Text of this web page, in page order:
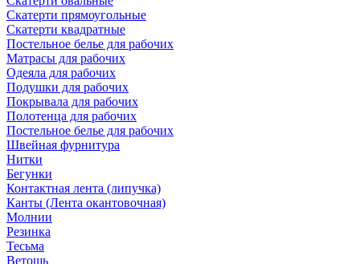
Скатерти прямоугольные
Скатерти квадратные
Постельное белье для рабочих
Матрасы для рабочих
Одеяла для рабочих
Подушки для рабочих
Покрывала для рабочих
Полотенца для рабочих
Постельное белье для рабочих
Швейная фурнитура
Нитки
Бегунки
Контактная лента (липучка)
Канты (Лента окантовочная)
Молнии
Резинка
Тесьма
Ветошь